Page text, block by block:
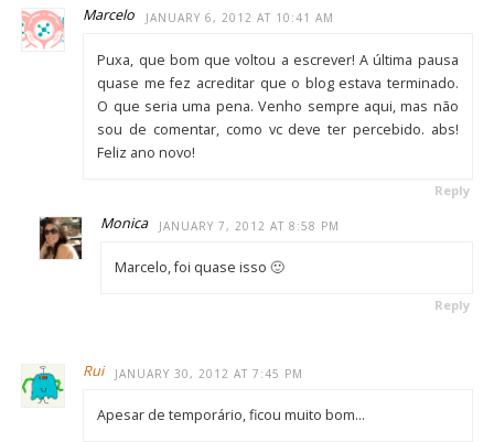
Marcelo JANUARY 6, 2012 AT 10:41 AM
Puxa, que bom que voltou a escrever! A última pausa
quase me fez acreditar que o blog estava terminado.
O que seria uma pena. Venho sempre aqui, mas não
sou de comentar, como vc deve ter percebido. abs!
Feliz ano novo!
Reply
Monica JANUARY 7, 2012 AT 8:58 PM
Marcelo, foi quase isso 🙂
Reply
Rui JANUARY 30, 2012 AT 7:45 PM
Apesar de temporário, ficou muito bom…